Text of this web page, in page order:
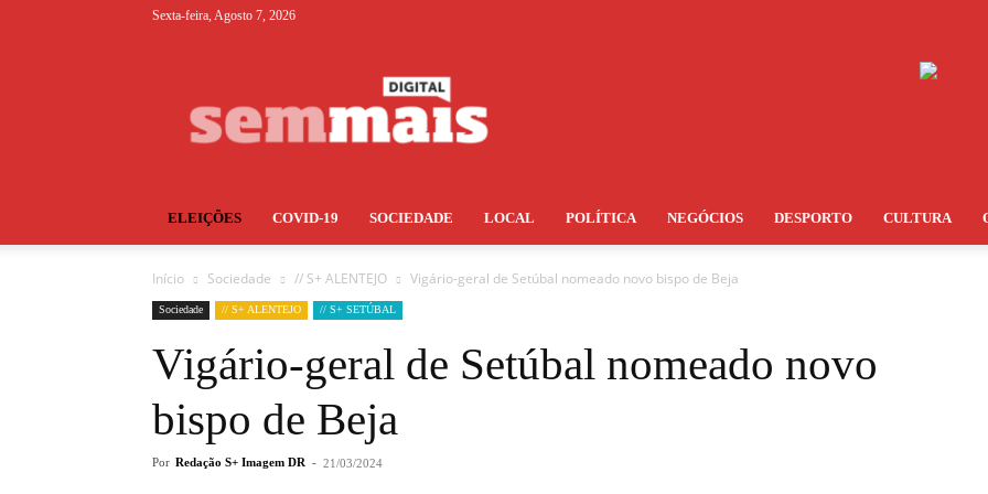
Sexta-feira, Agosto 7, 2026
ELEIÇÕES COVID-19 SOCIEDADE LOCAL POLÍTICA NEGÓCIOS DESPORTO CULTURA
Início Sociedade // S+ ALENTEJO Vigário-geral de Setúbal nomeado novo bispo de Beja
Sociedade // S+ ALENTEJO // S+ SETÚBAL
Vigário-geral de Setúbal nomeado novo
bispo de Beja
Por Redação S+ Imagem DR - 21/03/2024